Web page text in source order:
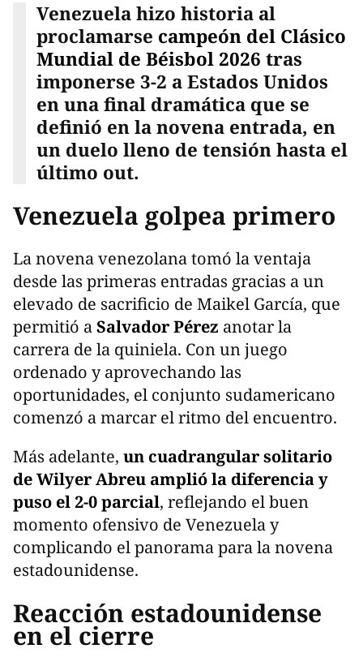
Venezuela hizo historia al
proclamarse campeón del Clásico
Mundial de Béisbol 2026 tras
imponerse 3-2 a Estados Unidos
en una final dramática que se
definió en la novena entrada, en
un duelo lleno de tensión hasta el
último out.
Venezuela golpea primero
La novena venezolana tomó la ventaja
desde las primeras entradas gracias a un
elevado de sacrificio de Maikel García, que
permitió aSalvador Pérez anotar la
carrera de la quiniela. Con un juego
ordenado y aprovechando las
oportunidades, el conjunto sudamericano
comenzó a marcar el ritmo del encuentro.
Más adelante, un cuadrangular solitario
de Wilyer Abreu amplió la diferencia y
puso el 2-0 parcial, reflejando el buen
momento ofensivo de Venezuela y
complicando el panorama para la novena
estadounidense.
Reacción estadounidense
en el cierre